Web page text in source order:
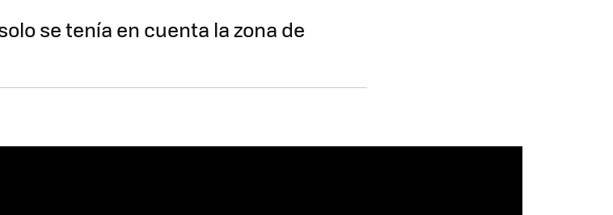
se tenía en cuenta la zona de